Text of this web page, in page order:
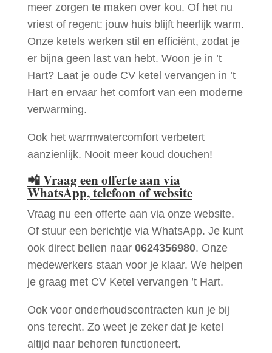
meer zorgen te maken over kou. Of het nu
vriest of regent: jouw huis blijft heerlijk warm.
Onze ketels werken stil en efficiënt, zodat je
er bijna geen last van hebt. Woon je in ’t
Hart? Laat je oude CV ketel vervangen in ’t
Hart en ervaar het comfort van een moderne
verwarming.
Ook het warmwatercomfort verbetert
aanzienlijk. Nooit meer koud douchen!
📲Vraag een offerte aan via
WhatsApp, telefoon of website
Vraag nu een offerte aan via onze website.
Of stuur een berichtje via WhatsApp. Je kunt
ook direct bellen naar 0624356980. Onze
medewerkers staan voor je klaar. We helpen
je graag met CV Ketel vervangen ’t Hart.
Ook voor onderhoudscontracten kun je bij
ons terecht. Zo weet je zeker dat je ketel
altijd naar behoren functioneert.